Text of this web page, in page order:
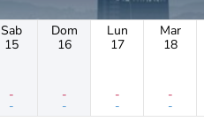
Sab
15
-
-
Dom
16
-
-
Lun
17
-
-
Mar
18
-
-